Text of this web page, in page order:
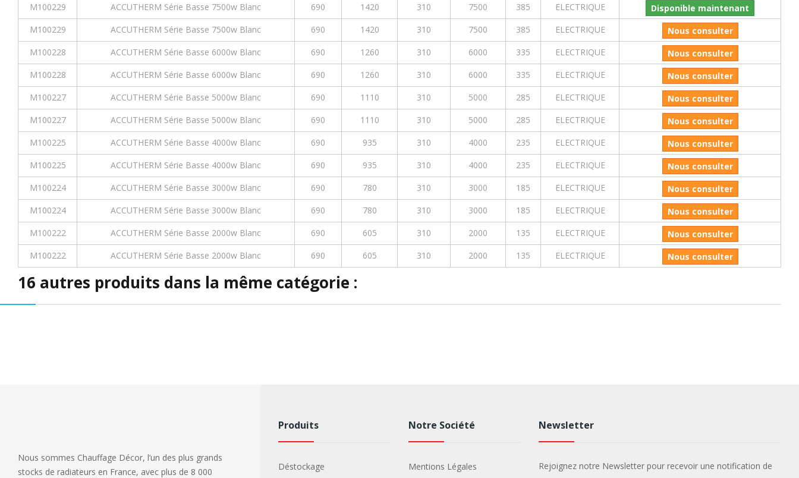
M100229 ACCUTHERM Série Basse 7500w Blanc 690 1420 310 7500 385 ELECTRIQUE
Disponible maintenant
M100229
ACCUTHERM Série Basse 7500w Blanc 690 1420 310 7500 385 ELECTRIQUE
Nous consulter
M100228
ACCUTHERM Série Basse 6000w Blanc 690 1260 310 6000 335 ELECTRIQUE
Nous consulter
M100228
ACCUTHERM Série Basse 6000w Blanc 690 1260 310 6000 335 ELECTRIQUE
Nous consulter
M100227
ACCUTHERM Série Basse 5000w Blanc 690 1110 310 5000 285 ELECTRIQUE
Nous consulter
M100227
ACCUTHERM Série Basse 5000w Blanc 690 1110 310 5000 285 ELECTRIQUE
Nous consulter
M100225
ACCUTHERM Série Basse 4000w Blanc 690 935 310 4000 235 ELECTRIQUE
Nous consulter
M100225
ACCUTHERM Série Basse 4000w Blanc 690 935 310 4000 235 ELECTRIQUE
Nous consulter
M100224
ACCUTHERM Série Basse 3000w Blanc 690 780 310 3000 185 ELECTRIQUE
Nous consulter
M100224
ACCUTHERM Série Basse 3000w Blanc 690 780 310 3000 185 ELECTRIQUE
Nous consulter
M100222
ACCUTHERM Série Basse 2000w Blanc 690 605 310 2000 135 ELECTRIQUE
Nous consulter
M100222
ACCUTHERM Série Basse 2000w Blanc 690 605 310 2000 135 ELECTRIQUE Nous consulter
16 autres produits dans la même catégorie :
Nous sommes Chauffage Décor, l’un des plus grands
stocks de radiateurs en France, avec plus de 8 000
Produits
Déstockage
Notre Société
Mentions Légales
Newsletter
Rejoignez notre Newsletter pour recevoir une notification de